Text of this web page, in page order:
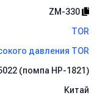
ZM-330
TOR
давления TOR
(помпа HP-1821)
Китай